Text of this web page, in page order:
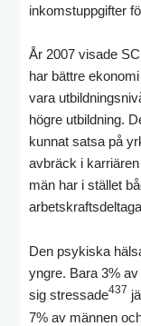
inkomstuppgifter
År 2007 visade
har bättre
vara
högre utbildning.
kunnat satsa på
avbräck i
män har i stället
Den psykiska
yngre. Bara 3%
sig stressade437
7% av männen